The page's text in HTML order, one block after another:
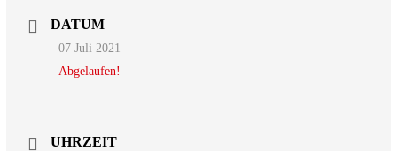
DATUM
07 Juli 2021
Abgelaufen!
UHRZEIT